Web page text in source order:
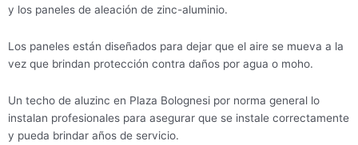
y los paneles de aleación de zinc-aluminio.
Los paneles están diseñados para dejar que el aire se mueva a la
vez que brindan protección contra daños por agua o moho.
Un techo de aluzinc en Plaza Bolognesi por norma general lo
instalan profesionales para asegurar que se instale correctamente
y pueda brindar años de servicio.